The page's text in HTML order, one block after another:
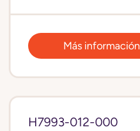
Más información
H7993-012-000